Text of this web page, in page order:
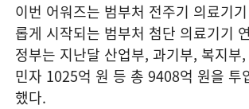
이번 어워즈는 범부처 전주기 의료기
롭게 시작되는 범부처 첨단 의료기기
정부는 지난달 산업부, 과기부, 복지
민자 1025억 원 등 총 9408억 원을 투
했다.